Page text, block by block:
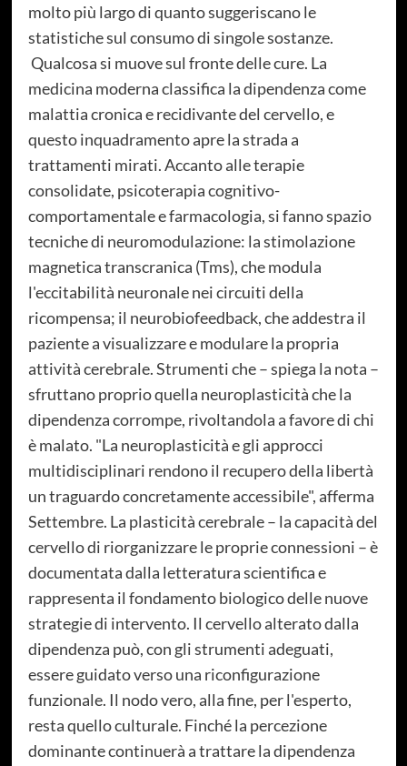
molto più largo di quanto suggeriscano le
statistiche sul consumo di singole sostanze.
Qualcosa si muove sul fronte delle cure. La
medicina moderna classifica la dipendenza come
malattia cronica e recidivante del cervello, e
questo inquadramento apre la strada a
trattamenti mirati. Accanto alle terapie
consolidate, psicoterapia cognitivo-
comportamentale e farmacologia, si fanno spazio
tecniche di neuromodulazione: la stimolazione
magnetica transcranica (Tms), che modula
l'eccitabilità neuronale nei circuiti della
ricompensa; il neurobiofeedback, che addestra il
paziente a visualizzare e modulare la propria
attività cerebrale. Strumenti che – spiega la nota –
sfruttano proprio quella neuroplasticità che la
dipendenza corrompe, rivoltandola a favore di chi
è malato. "La neuroplasticità e gli approcci
multidisciplinari rendono il recupero della libertà
un traguardo concretamente accessibile", afferma
Settembre. La plasticità cerebrale – la capacità del
cervello di riorganizzare le proprie connessioni – è
documentata dalla letteratura scientifica e
rappresenta il fondamento biologico delle nuove
strategie di intervento. Il cervello alterato dalla
dipendenza può, con gli strumenti adeguati,
essere guidato verso una riconfigurazione
funzionale. Il nodo vero, alla fine, per l'esperto,
resta quello culturale. Finché la percezione
dominante continuerà a trattare la dipendenza